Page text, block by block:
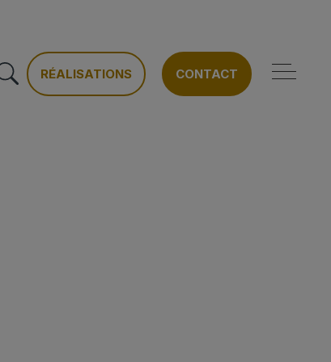
RÉALISATIONS
CONTACT